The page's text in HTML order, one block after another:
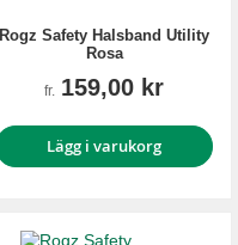
Rogz Safety Halsband Utility
Rosa
fr. 159,00 kr
Lägg i varukorg